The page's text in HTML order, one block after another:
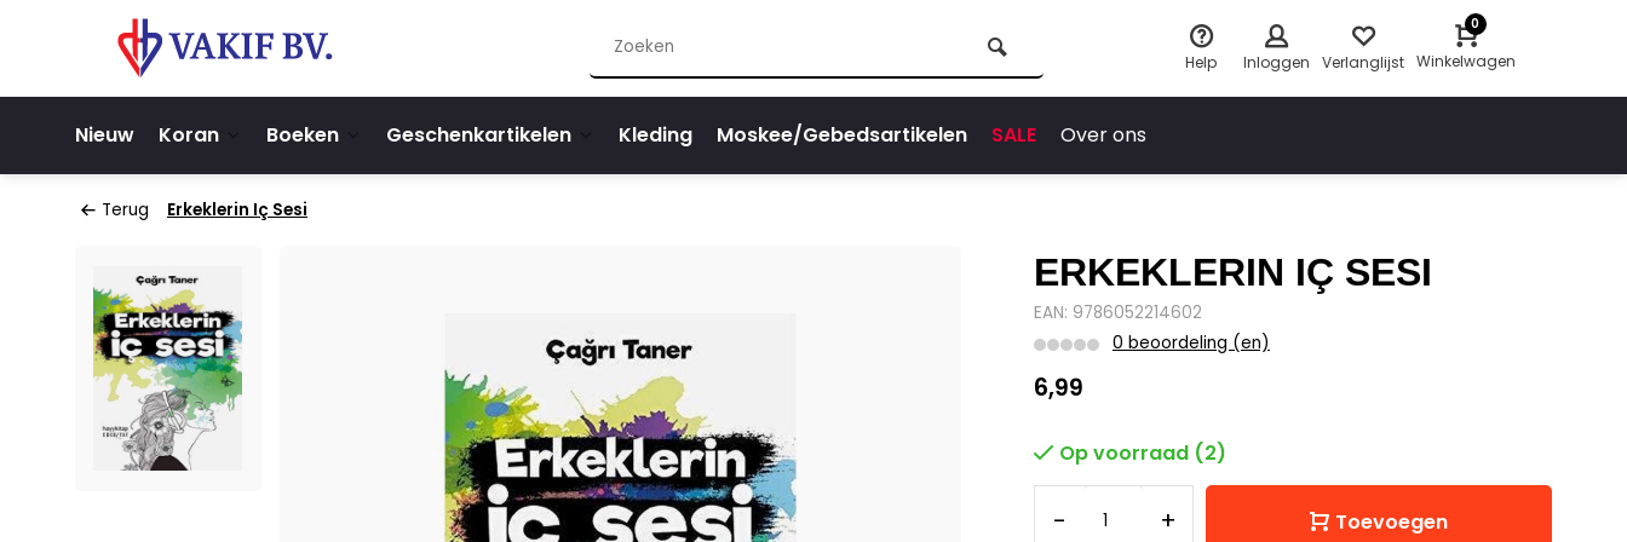
Help Inloggen Verlanglijst
0
Winkelwagen
Nieuw Koran Boeken Geschenkartikelen Kleding Moskee/Gebedsartikelen SALE Over ons
Terug Erkeklerin Iç Sesi
ERKEKLERIN IÇ SESI
EAN: 9786052214602
0 beoordeling (en)
6,99
Op voorraad (2)
- + Toevoegen